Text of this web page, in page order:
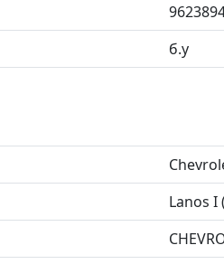
б.у
Lanos I